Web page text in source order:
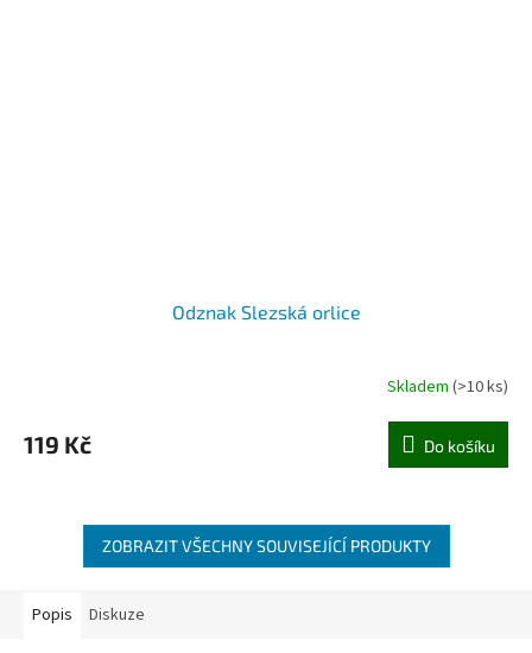
Odznak Slezská orlice
Skladem (>10 ks)
119 Kč Do košíku
ZOBRAZIT VŠECHNY SOUVISEJÍCÍ PRODUKTY
Popis Diskuze